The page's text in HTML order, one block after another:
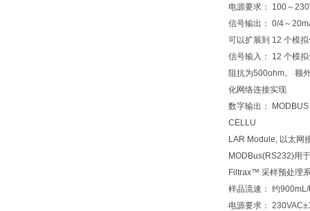
电源要求： 100～
信号输出： 0/4～
可以扩展到 12 个模
信号输入： 12 个模
阻抗为500ohm。 额
化网络连接实现
数字输出：
CELLU
LAR Module, 以太网
MODBus(RS232)用
Filtrax™ 采样预处理
样品流速： 约
电源要求：